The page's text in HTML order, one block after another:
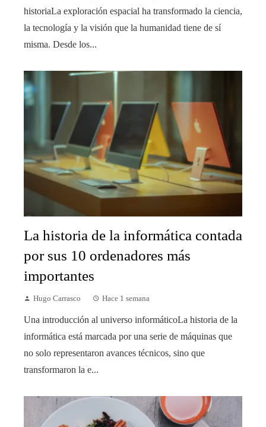
historiaLa exploración espacial ha transformado la ciencia,
la tecnología y la visión que la humanidad tiene de sí
misma. Desde los...
La historia de la informática contada
por sus 10 ordenadores más
importantes
Hugo Carrasco Hace 1 semana
Una introducción al universo informáticoLa historia de la
informática está marcada por una serie de máquinas que
no solo representaron avances técnicos, sino que
transformaron la e...